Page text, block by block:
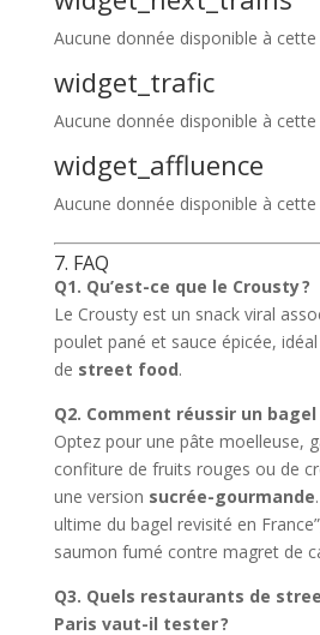
Aucune donnée disponible à cette
widget_trafic
Aucune donnée disponible à cette
widget_affluence
Aucune donnée disponible à cette
7. FAQ
Q1. Qu’est-ce que le Crousty ?
Le Crousty est un snack viral
poulet pané et sauce épicée,
de street food.
Q2. Comment réussir un
Optez pour une pâte moelleuse,
confiture de fruits rouges ou de
une version sucrée-gourmande
ultime du bagel revisité en
saumon fumé contre magret de
Q3. Quels restaurants de
Paris vaut-il tester ?